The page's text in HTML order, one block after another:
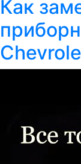
Как